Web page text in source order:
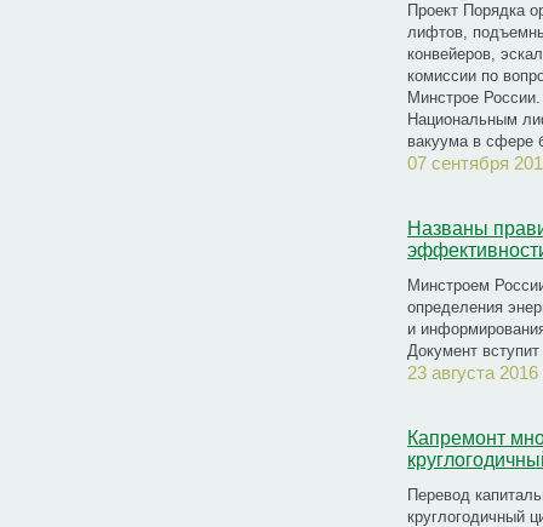
Проект Порядка
лифтов,
конвейеров,
комиссии по
Минстрое
Национальным
вакуума в сфере
07 сентября
Названы
Минстроем
определения
и
Документ
23 августа 2016
Капремонт
Перевод
круглогодичный